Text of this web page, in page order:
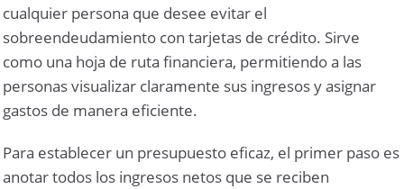
cualquier persona que desee evitar el
sobreendeudamiento con tarjetas de crédito. Sirve
como una hoja de ruta financiera, permitiendo a las
personas visualizar claramente sus ingresos y asignar
gastos de manera eficiente.
Para establecer un presupuesto eficaz, el primer paso es
anotar todos los ingresos netos que se reciben